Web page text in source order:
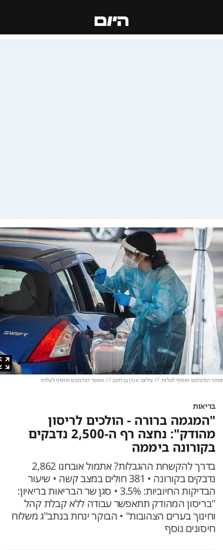
הנדבקים מוסיף לעלות // צילום: אורן בן חקון // מספר הנדבקים מוסיף לעלות
בריאות
"המגמה ברורה - הולכים לריסון
מהודק": נחצה רף ה-2,500 נדבקים
בקורונה ביממה
בדרך להקשחת ההגבלות? אתמול אובחנו 2,862
נדבקים בקורונה • 381 חולים במצב קשה • שיעור
הבדיקות החיוביות: 3.5% • סגן שר הבריאות בריאיון:
"בריסון המהודק תתאפשר עבודה ללא קבלת קהל
וחינוך בערים הצהובות" • הבוקר ינחת בנתב"ג משלוח
חיסונים נוסף